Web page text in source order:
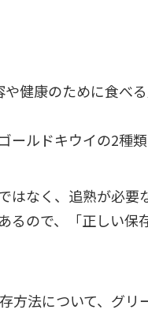
健康のために食べ
ルドキウイの2種
なく、追熟が必要
るので、「正しい保
方法について、グリ